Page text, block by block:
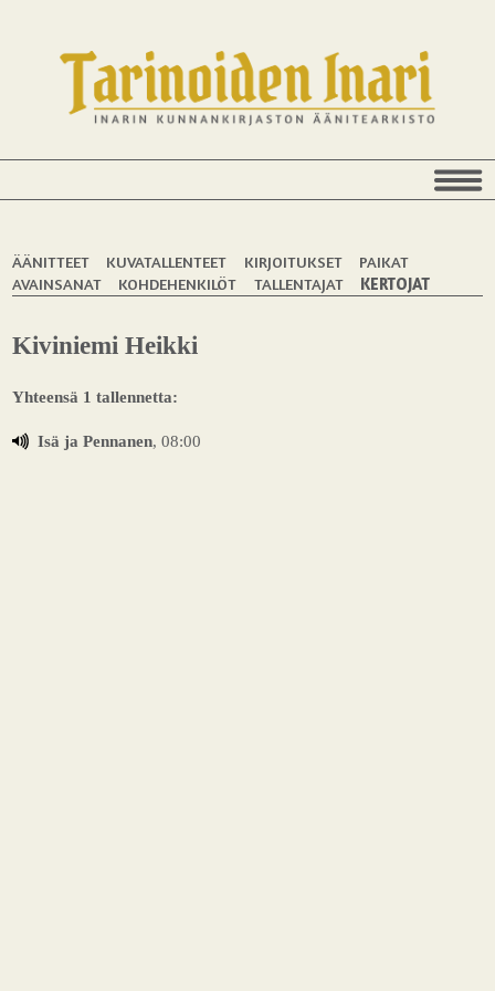
ÄÄNITTEET KUVATALLENTEET KIRJOITUKSET
PAIKAT
AVAINSANAT
KOHDEHENKILÖT TALLENTAJAT KERTOJAT
Kiviniemi Heikki
Yhteensä 1 tallennetta:
Isä ja Pennanen, 08:00